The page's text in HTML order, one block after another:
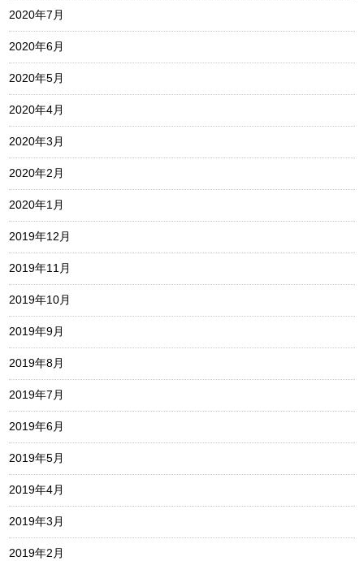
2020年7月
2020年6月
2020年5月
2020年4月
2020年3月
2020年2月
2020年1月
2019年12月
2019年11月
2019年10月
2019年9月
2019年8月
2019年7月
2019年6月
2019年5月
2019年4月
2019年3月
2019年2月